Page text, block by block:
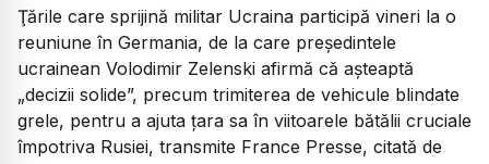
Ţările care sprijină militar Ucraina participă vineri la o
reuniune în Germania, de la care preşedintele
ucrainean Volodimir Zelenski afirmă că aşteaptă
„decizii solide”, precum trimiterea de vehicule blindate
grele, pentru a ajuta ţara sa în viitoarele bătălii cruciale
împotriva Rusiei, transmite France Presse, citată de